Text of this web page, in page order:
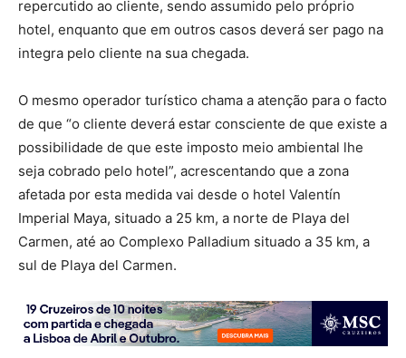
repercutido ao cliente, sendo assumido pelo próprio
hotel, enquanto que em outros casos deverá ser pago na
integra pelo cliente na sua chegada.
O mesmo operador turístico chama a atenção para o facto
de que “o cliente deverá estar consciente de que existe a
possibilidade de que este imposto meio ambiental lhe
seja cobrado pelo hotel”, acrescentando que a zona
afetada por esta medida vai desde o hotel Valentín
Imperial Maya, situado a 25 km, a norte de Playa del
Carmen, até ao Complexo Palladium situado a 35 km, a
sul de Playa del Carmen.